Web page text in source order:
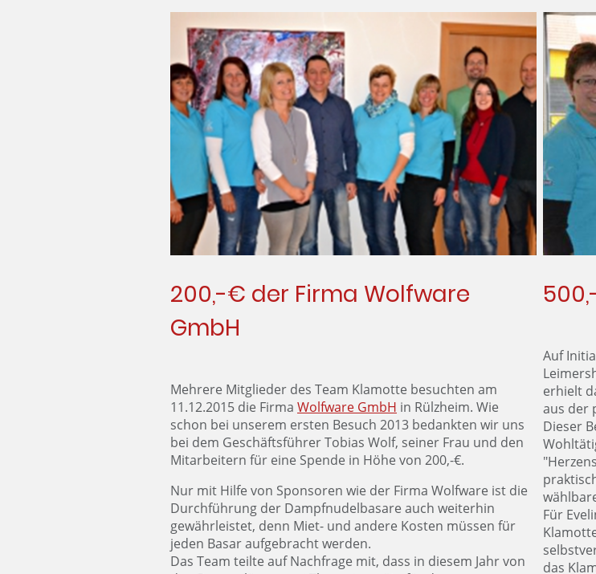
200,-€ der Firma Wolfware
GmbH
Mehrere Mitglieder des Team Klamotte besuchten am
11.12.2015 die Firma Wolfware GmbH in Rülzheim. Wie
schon bei unserem ersten Besuch 2013 bedankten wir uns
bei dem Geschäftsführer Tobias Wolf, seiner Frau und den
Mitarbeitern für eine Spende in Höhe von 200,-€.
Nur mit Hilfe von Sponsoren wie der Firma Wolfware ist die
Durchführung der Dampfnudelbasare auch weiterhin
gewährleistet, denn Miet- und andere Kosten müssen für
jeden Basar aufgebracht werden.
Das Team teilte auf Nachfrage mit, dass in diesem Jahr von
Auf
erhielt
aus der
Dieser
Für
das